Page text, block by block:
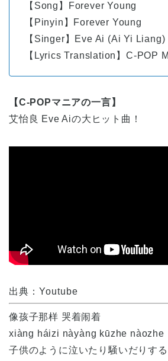
【Song】Forever Young
【Pinyin】Forever Young
【Singer】Eve Ai (Ai Yi Liang)
【Lyrics Translation】C-POP
【C-POPマニアの一言】
艾怡良 Eve Aiの大ヒット曲！
出典：Youtube
像孩子那样 哭着闹着
xiàng háizi nàyàng kūzhe nàozhe
子供のように泣いたり騒いだりする